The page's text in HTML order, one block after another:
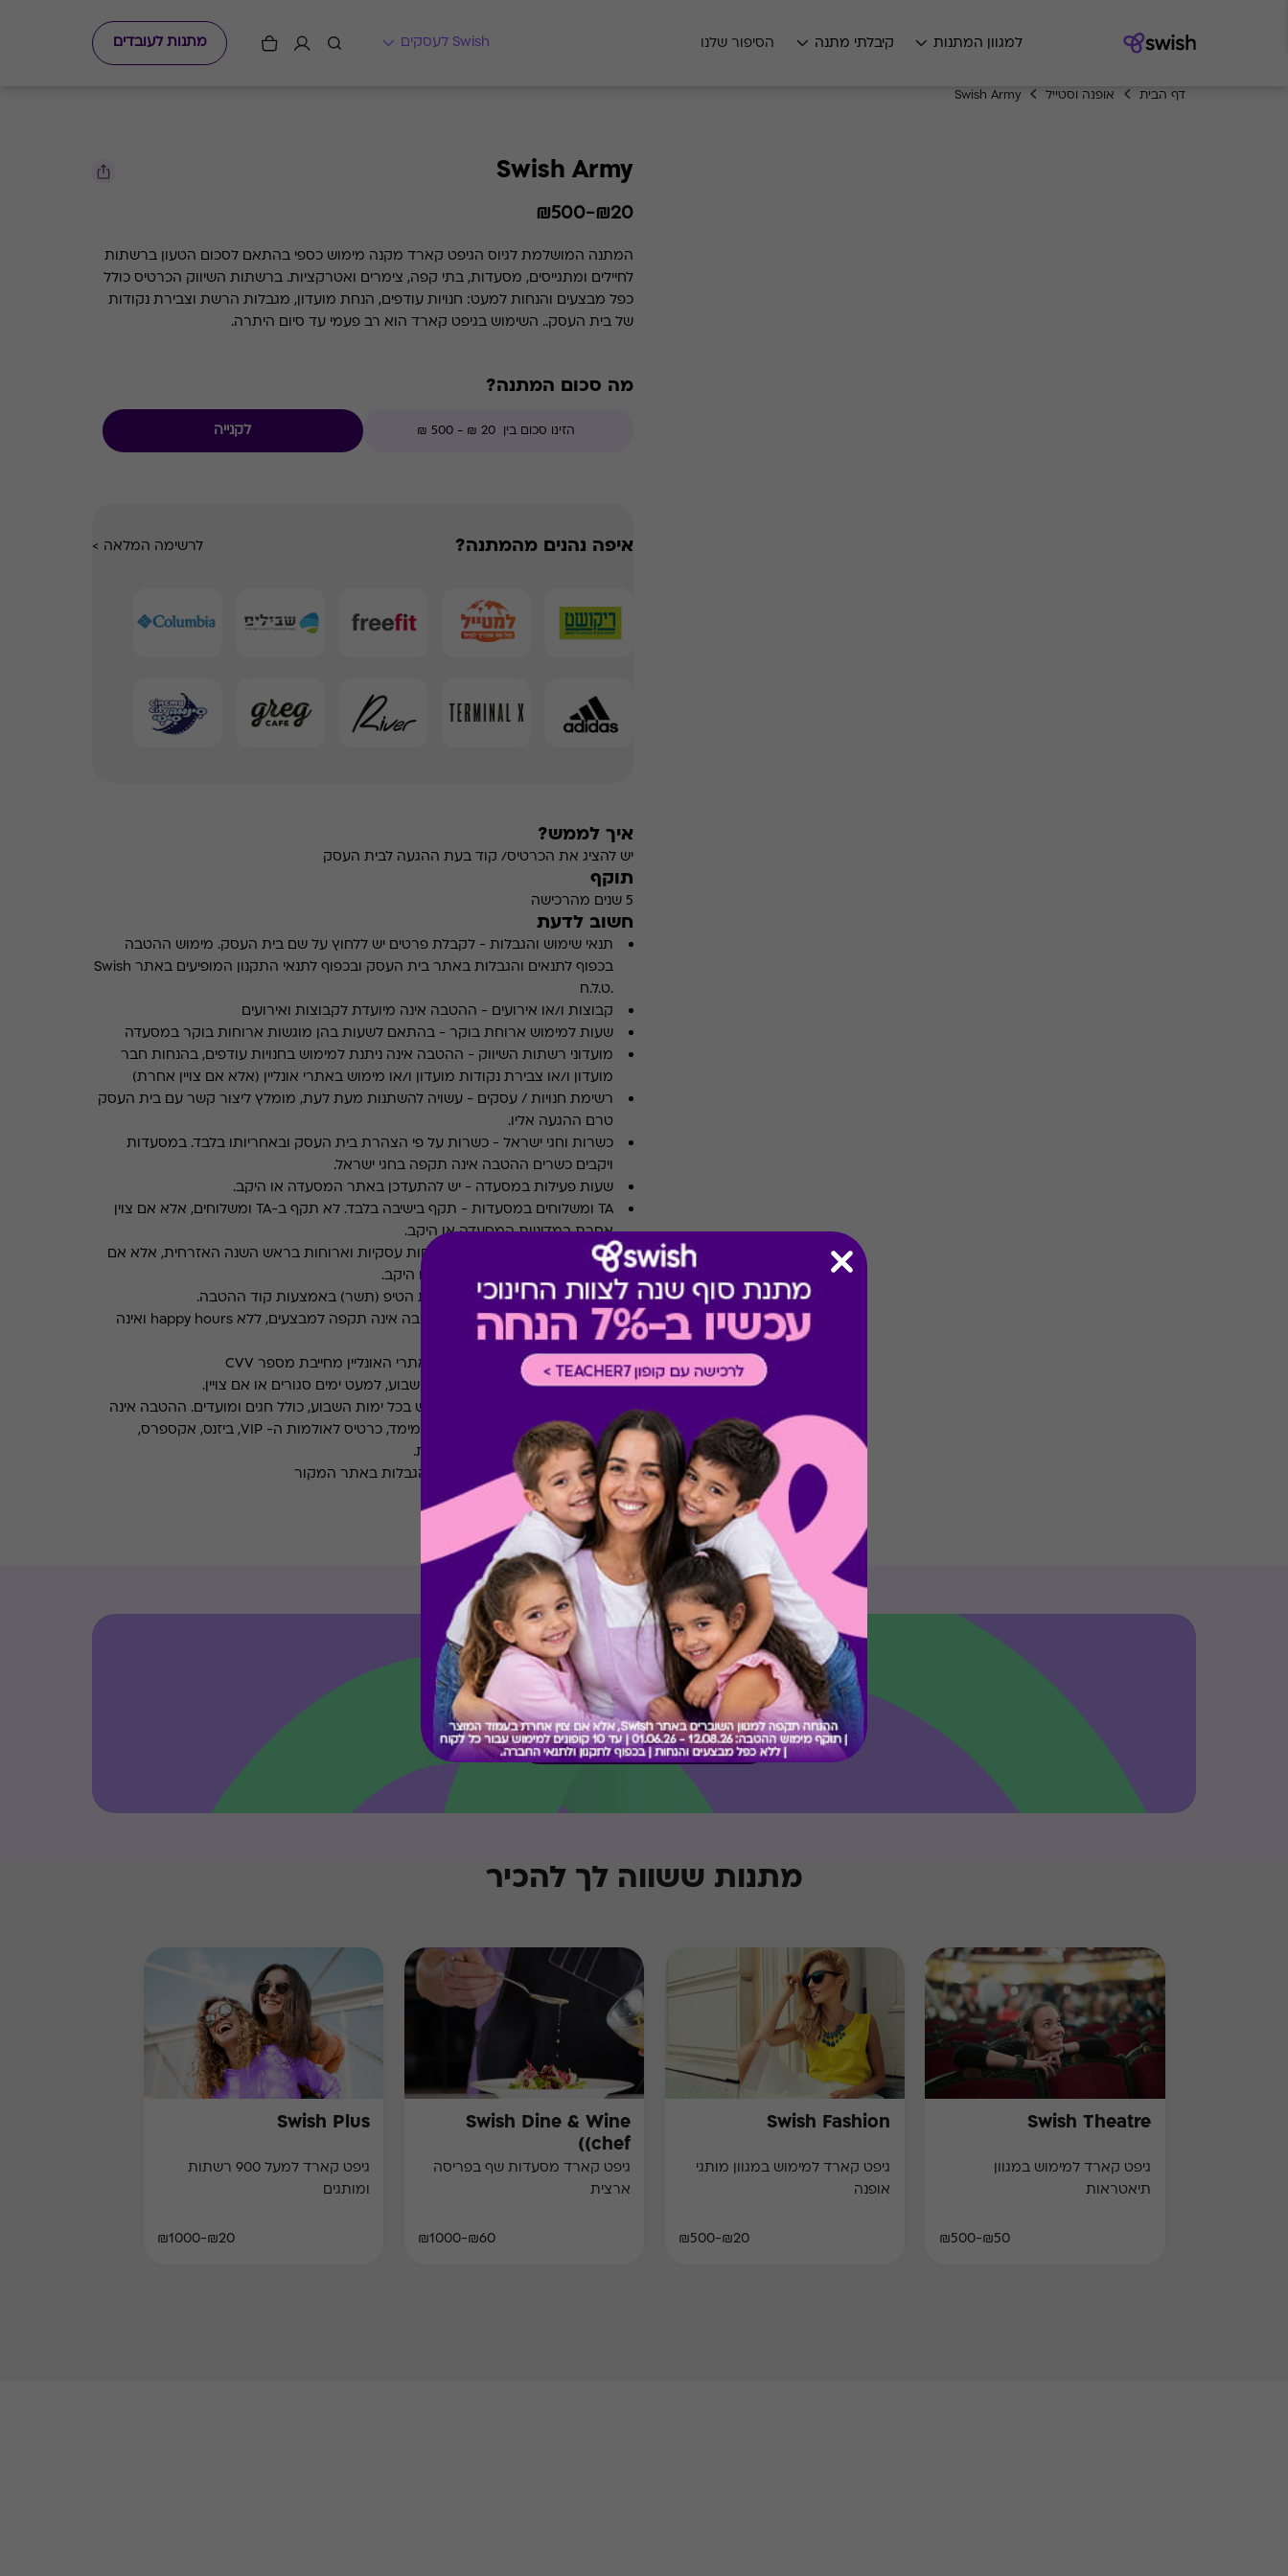
למגוון המתנות קיבלתי מתנה הסיפור שלנו Swish לעסקים מתנות לעובדים
דף הבית אופנה וסטייל Swish Army
Swish Army
₪20-₪500
המתנה המושלמת לגיוס הגיפט קארד מקנה מימוש כספי בהתאם לסכום הטעון ברשתות
לחיילים ומתגייסים, מסעדות, בתי קפה, צימרים ואטרקציות. ברשתות השיווק הכרטיס כולל
כפל מבצעים והנחות למעט: חנויות עודפים, הנחת מועדון, מגבלות הרשת וצבירת נקודות
של בית העסק.. השימוש בגיפט קארד הוא רב פעמי עד סיום היתרה.
מה סכום המתנה?
לקנייה
איפה נהנים מהמתנה? לרשימה המלאה >
איך לממש?
יש להציג את הכרטיס/ קוד בעת ההגעה לבית העסק
תוקף
5 שנים מהרכישה
חשוב לדעת
תנאי שימוש והגבלות - לקבלת פרטים יש ללחוץ על שם בית העסק. מימוש ההטבה
בכפוף לתנאים והגבלות באתר בית העסק ובכפוף לתנאי התקנון המופיעים באתר Swish
.ט.ל.ח
קבוצות ו/או אירועים - ההטבה אינה מיועדת לקבוצות ואירועים
שעות למימוש ארוחת בוקר -בהתאם לשעות בהן מוגשות ארוחות בוקר במסעדה
מועדוני רשתות השיווק - ההטבה אינה ניתנת למימוש בחנויות עודפים, בהנחות חבר
מועדון ו/או צבירת נקודות מועדון ו/או מימוש באתרי אונליין (אלא אם צויין אחרת)
רשימת חנויות / עסקים -עשויה להשתנות מעת לעת, מומלץ ליצור קשר עם בית העסק
טרם ההגעה אליו.
כשרות וחגי ישראל -כשרות על פי הצהרת בית העסק ובאחריותו בלבד. במסעדות
ויקבים כשרים ההטבה אינה תקפה בחגי ישראל.
שעות פעילות במסעדה -יש להתעדכן באתר המסעדה או היקב.
TA ומשלוחים במסעדות
-
תקף בישיבה בלבד. לא תקף ב-TA ומשלוחים, אלא אם צוין
אחרת במדיניות המסעדה או היקב.
ארוחות עסקיות
לא כולל ארוחות עסקיות וארוחות בראש השנה האזרחית, אלא אם
צוין אחרת במדיניות המסעדה או היקב.
תשלום תשר-לא ניתן לשלם את הטיפ (תשר) באמצעות קוד ההטבה.
מבצעים במסעדות/יקבים
ההטבה אינה תקפה למבצעים, ללא happy hours ואינה
כוללת 10% הנחה לתושבי אילת
רכישה אונליין
- רכישה בחלק מאתרי האונליין מחייבת מספר CVV
תרבות-ניתן לממש בכל ימות השבוע, למעט ימים סגורים או אם צויין.
ניתן לממש בכל ימות השבוע, כולל חגים ומועדים. ההטבה אינה
אינה תקפה בהזמנת סרטי תלת מימד, כרטיס לאולמות ה- VIP, ביזנס, אקספרס,
מופעים, הצגות והקרנות מיוחדות.
מימוש ההטבה בכפוף לתנאים והגבלות באתר המקור
קיבלת מתנה כזו?
בירור יתרה בכרטיס
מתנות ששווה לך להכיר
Swish Theatre
גיפט קארד למימוש במגוון
תיאטראות
₪50-₪500
Swish Fashion
גיפט קארד למימוש במגוון מותגי
אופנה
₪20-₪500
Swish Dine & Wine
(chef)
גיפט קארד מסעדות שף בפריסה
ארצית
₪60-₪1000
Swish Plus
גיפט קארד למעל 900 רשתות
ומותגים
₪20-₪1000